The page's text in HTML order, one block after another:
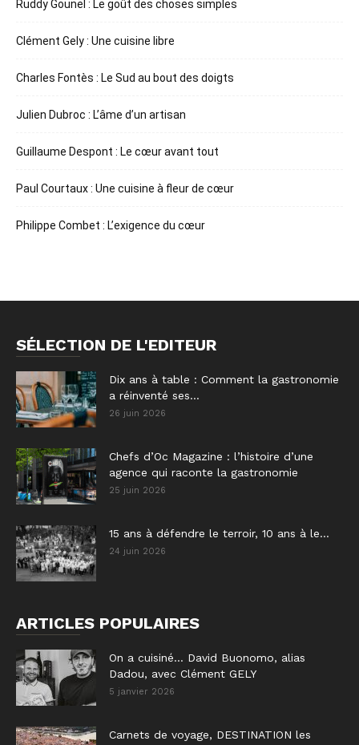
Ruddy Gounel : Le goût des choses simples
Clément Gely : Une cuisine libre
Charles Fontès : Le Sud au bout des doigts
Julien Dubroc : L’âme d’un artisan
Guillaume Despont : Le cœur avant tout
Paul Courtaux : Une cuisine à fleur de cœur
Philippe Combet : L’exigence du cœur
SÉLECTION DE L'EDITEUR
Dix ans à table : Comment la gastronomie
a réinventé ses...
26 juin 2026
Chefs d’Oc Magazine : l’histoire d’une
agence qui raconte la gastronomie
25 juin 2026
15 ans à défendre le terroir, 10 ans à le...
24 juin 2026
ARTICLES POPULAIRES
On a cuisiné… David Buonomo, alias
Dadou, avec Clément GELY
5 janvier 2026
Carnets de voyage, DESTINATION les